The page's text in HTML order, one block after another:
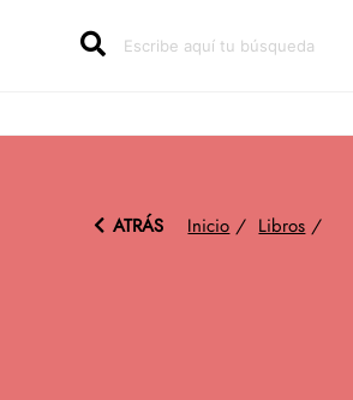
ATRÁS Inicio / Libros /